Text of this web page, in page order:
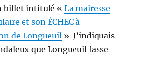
billet intitulé «La mairesse
et son ÉCHEC à
de Longueuil ». J’indiquais
que Longueuil fasse